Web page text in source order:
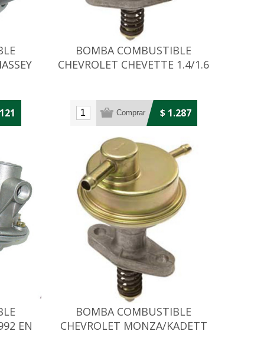
BOMBA COMBUSTIBLE
CHEVROLET CHEVETTE 1.4/1.6
$ 1.287
EN
BOMBA COMBUSTIBLE
CHEVROLET MONZA/KADETT